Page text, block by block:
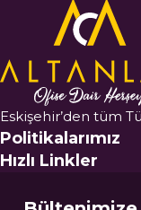
Eskişehir’den tüm
Politikalarımız
Hızlı Linkler